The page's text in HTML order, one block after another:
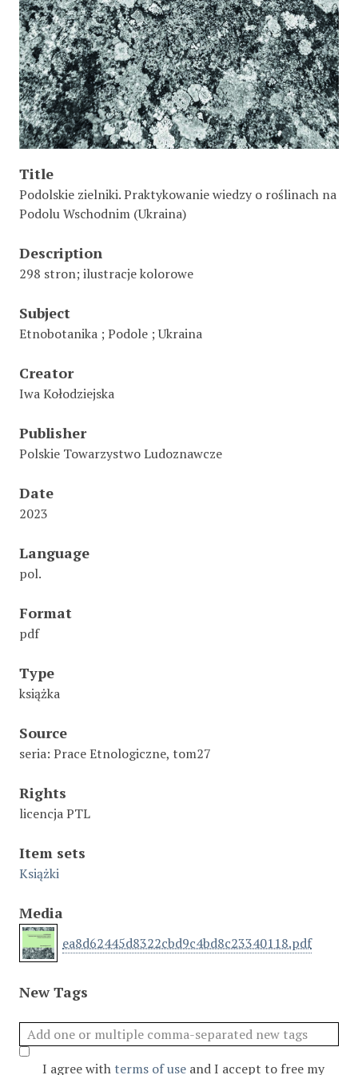
Title
Podolskie zielniki. Praktykowanie wiedzy o roślinach na
Podolu Wschodnim (Ukraina)
Description
298 stron; ilustracje kolorowe
Subject
Etnobotanika ; Podole ; Ukraina
Creator
Iwa Kołodziejska
Publisher
Polskie Towarzystwo Ludoznawcze
Date
2023
Language
pol.
Format
pdf
Type
książka
Source
seria: Prace Etnologiczne, tom27
Rights
licencja PTL
Item sets
Książki
Media
ea8d62445d8322cbd9c4bd8c23340118.pdf
New Tags
I agree with terms of use and I accept to free my